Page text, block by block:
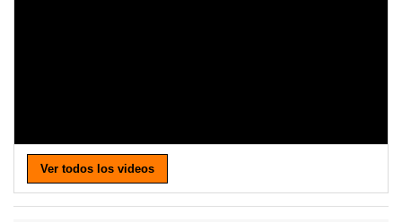
Ver todos los videos